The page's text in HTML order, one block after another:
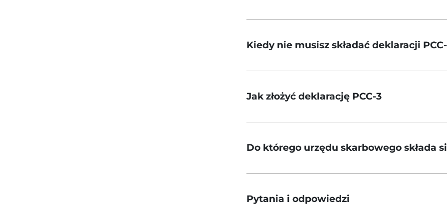
Kiedy nie musisz składać deklaracji
Jak złożyć deklarację PCC-3
Do którego urzędu skarbowego składa
Pytania i odpowiedzi